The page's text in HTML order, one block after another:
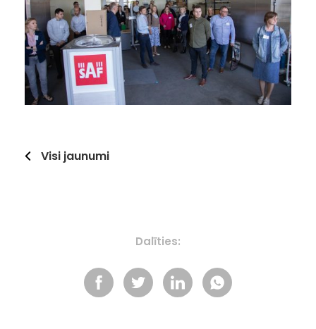
Visi jaunumi
Dalīties: